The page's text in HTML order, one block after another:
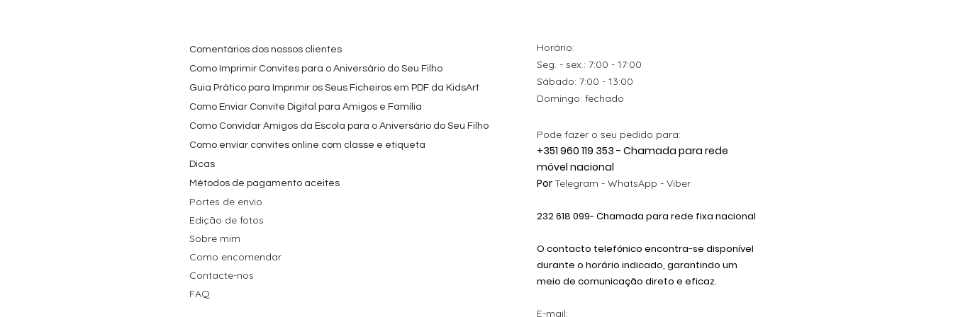
Preço
4,40 €
Comentários dos nossos clientes
Como Imprimir Convites para o Aniversário do Seu Filho
Guia Prático para Imprimir os Seus Ficheiros em PDF da KidsArt
Como Enviar Convite Digital para Amigos e Família
Como Convidar Amigos da Escola para o Aniversário do Seu Filho
Como enviar convites online com classe e etiqueta
Dicas
Métodos de pagamento aceites
Portes de envio
Edição de fotos
Sobre mim
Como encomendar
Contacte-nos
FAQ
Horário:
Seg. - sex.: 7:00 - 17:00
​​Sábado: 7:00 - 13:00
​Domingo: fechado
Pode fazer o seu pedido para:
+351 960 119 353 - Chamada para rede
móvel nacional
PorTelegram - WhatsApp - Viber
232 618 099- Chamada para rede fixa nacional
O contacto telefónico encontra-se disponível
durante o horário indicado, garantindo um
meio de comunicação direto e eficaz.
E-mail: